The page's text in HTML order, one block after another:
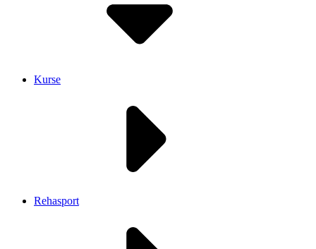
Kurse
Rehasport